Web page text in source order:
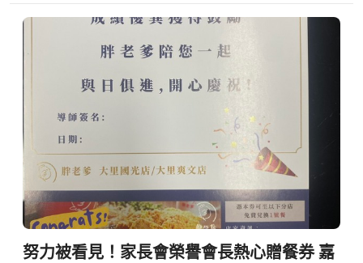
努力被看見！家長會榮譽會長熱心贈餐券 嘉